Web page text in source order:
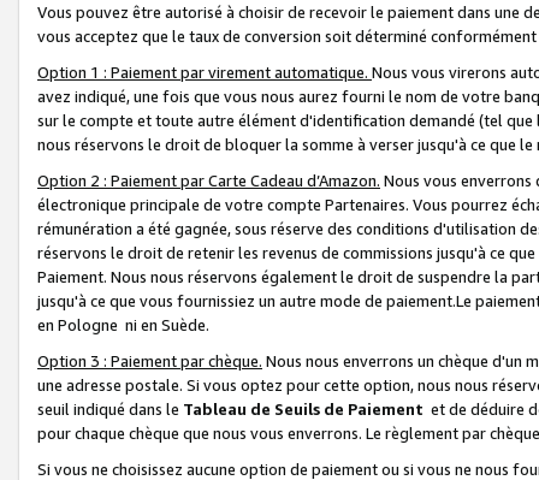
Vous pouvez être autorisé à choisir de recevoir le paiement dans une
vous acceptez que le taux de conversion soit déterminé
Option 1 : Paiement par virement automatique. Nous vous virerons
avez indiqué, une fois que vous nous aurez fourni le nom de votre
sur le compte et toute autre élément d'identification demandé (tel que
nous réservons le droit de bloquer la somme à verser jusqu'à ce que
Option 2 : Paiement par Carte Cadeau d’Amazon. Nous vous
électronique principale de votre compte Partenaires. Vous pourrez
rémunération a été gagnée, sous réserve des conditions d'utilisation
réservons le droit de retenir les revenus de commissions jusqu'à ce
Paiement. Nous nous réservons également le droit de suspendre la
jusqu'à ce que vous fournissiez un autre mode de paiement.Le
en Pologne ni en Suède.
Option 3 : Paiement par chèque. Nous nous enverrons un chèque d'un
une adresse postale. Si vous optez pour cette option, nous nous
seuil indiqué dans le Tableau de Seuils de Paiement et de déduire
pour chaque chèque que nous vous enverrons. Le règlement par
Si vous ne choisissez aucune option de paiement ou si vous ne nous